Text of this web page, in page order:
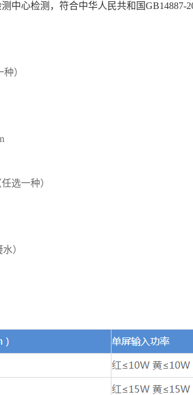
中心检测，符合中华人民共和国GB14887-
）
选一种）
）